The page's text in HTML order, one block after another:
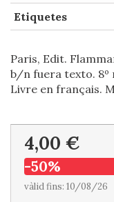
Etiquetes
Paris, Edit.
b/n fuera texto. 8º
Livre en français.
4,00 €
-50%
vàlid fins: 10/08/26